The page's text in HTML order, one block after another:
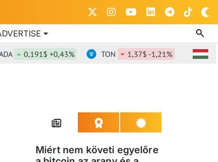
0,191$ +0,43% TON 1,37$ -1,21% DOT
Miért nem követi egyelőre